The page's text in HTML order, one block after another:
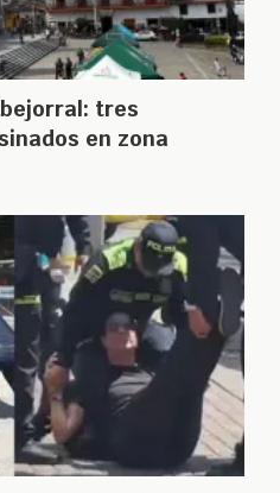
tres
en zona